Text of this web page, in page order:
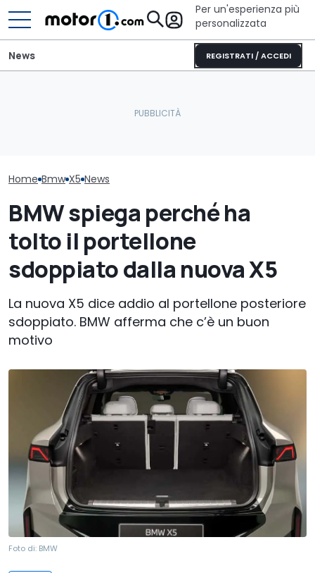
Per un'esperienza più
personalizzata
REGISTRATI / ACCEDI
News
Home Bmw X5 News
BMW spiega perché ha
tolto il portellone
sdoppiato dalla nuova X5
La nuova X5 dice addio al portellone posteriore
sdoppiato. BMW afferma che c’è un buon
motivo
Foto di: BMW